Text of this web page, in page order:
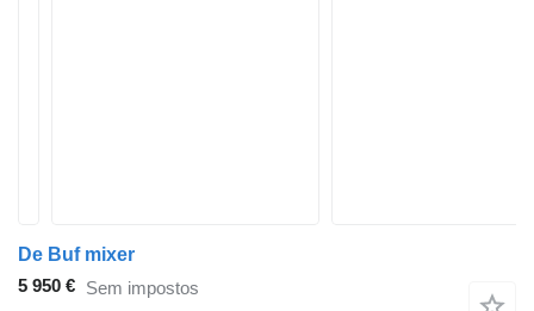
De Buf mixer
5 950 € Sem impostos